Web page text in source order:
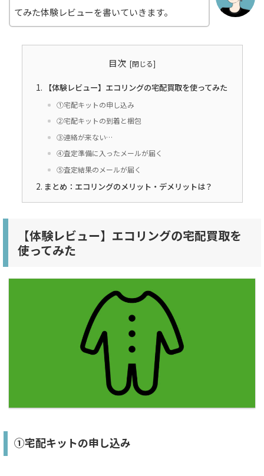
てみた体験レビューを書いていきます。
目次
【体験レビュー】エコリングの宅配買取を使ってみた
①宅配キットの申し込み
②宅配キットの到着と梱包
③連絡が来ない…
④査定準備に入ったメールが届く
⑤査定結果のメールが届く
まとめ：エコリングのメリット・デメリットは？
【体験レビュー】エコリングの宅配買取を
使ってみた
①宅配キットの申し込み